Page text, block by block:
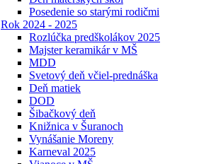
Posedenie so starými rodičmi
Rok 2024 - 2025
Rozlúčka predškolákov 2025
Majster keramikár v MŠ
MDD
Svetový deň včiel-prednáška
Deň matiek
DOD
Šibačkový deň
Knižnica v Šuranoch
Vynášanie Moreny
Karneval 2025